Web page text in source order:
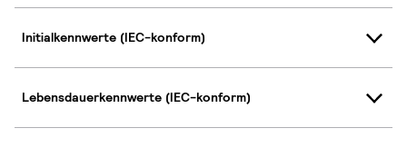
Initialkennwerte (IEC-konform)
Lebensdauerkennwerte (IEC-konform)